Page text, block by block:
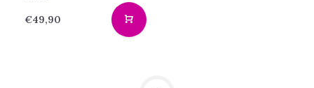
€49,90